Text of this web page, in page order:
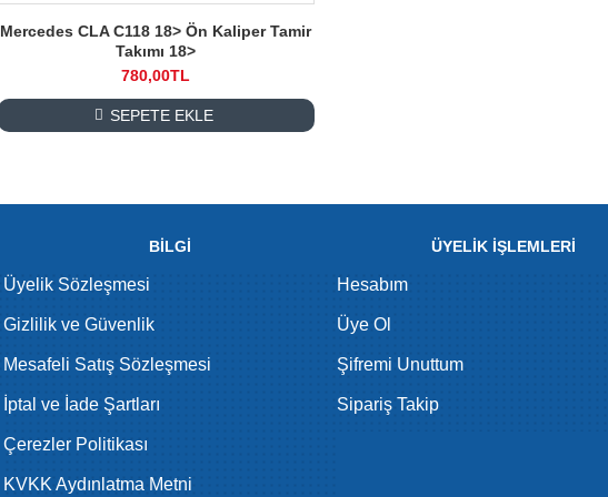
Mercedes CLA C118 18> Ön Kaliper Tamir
Takımı 18>
780,00TL
SEPETE EKLE
BİLGİ
Üyelik Sözleşmesi
Gizlilik ve Güvenlik
Mesafeli Satış Sözleşmesi
İptal ve İade Şartları
Çerezler Politikası
KVKK Aydınlatma Metni
ÜYELİK İŞLEMLERİ
Hesabım
Üye Ol
Şifremi Unuttum
Sipariş Takip